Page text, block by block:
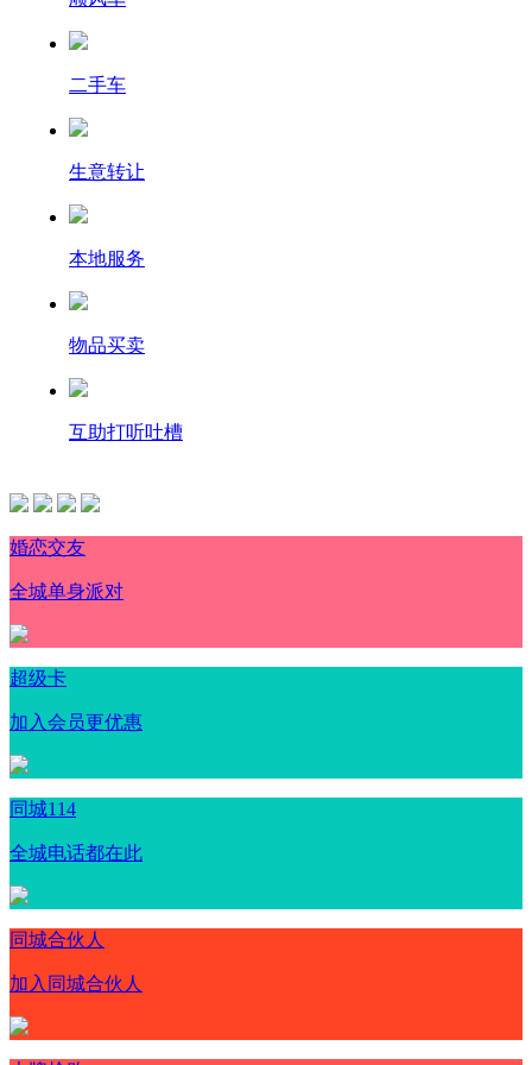
二手车
生意转让
本地服务
物品买卖
互助打听吐槽
婚恋交友
全城单身派对
超级卡
加入会员更优惠
同城114
全城电话都在此
同城合伙人
加入同城合伙人